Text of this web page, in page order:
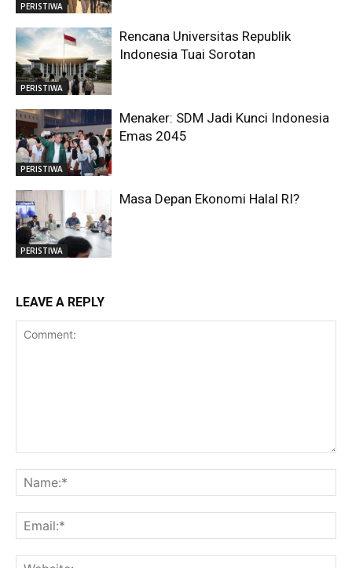
PERISTIWA
PERISTIWA
Rencana Universitas Republik
Indonesia Tuai Sorotan
PERISTIWA
Menaker: SDM Jadi Kunci Indonesia
Emas 2045
PERISTIWA
Masa Depan Ekonomi Halal RI?
LEAVE A REPLY